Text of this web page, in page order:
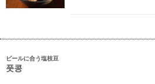
ビールに合う塩枝豆
풋콩